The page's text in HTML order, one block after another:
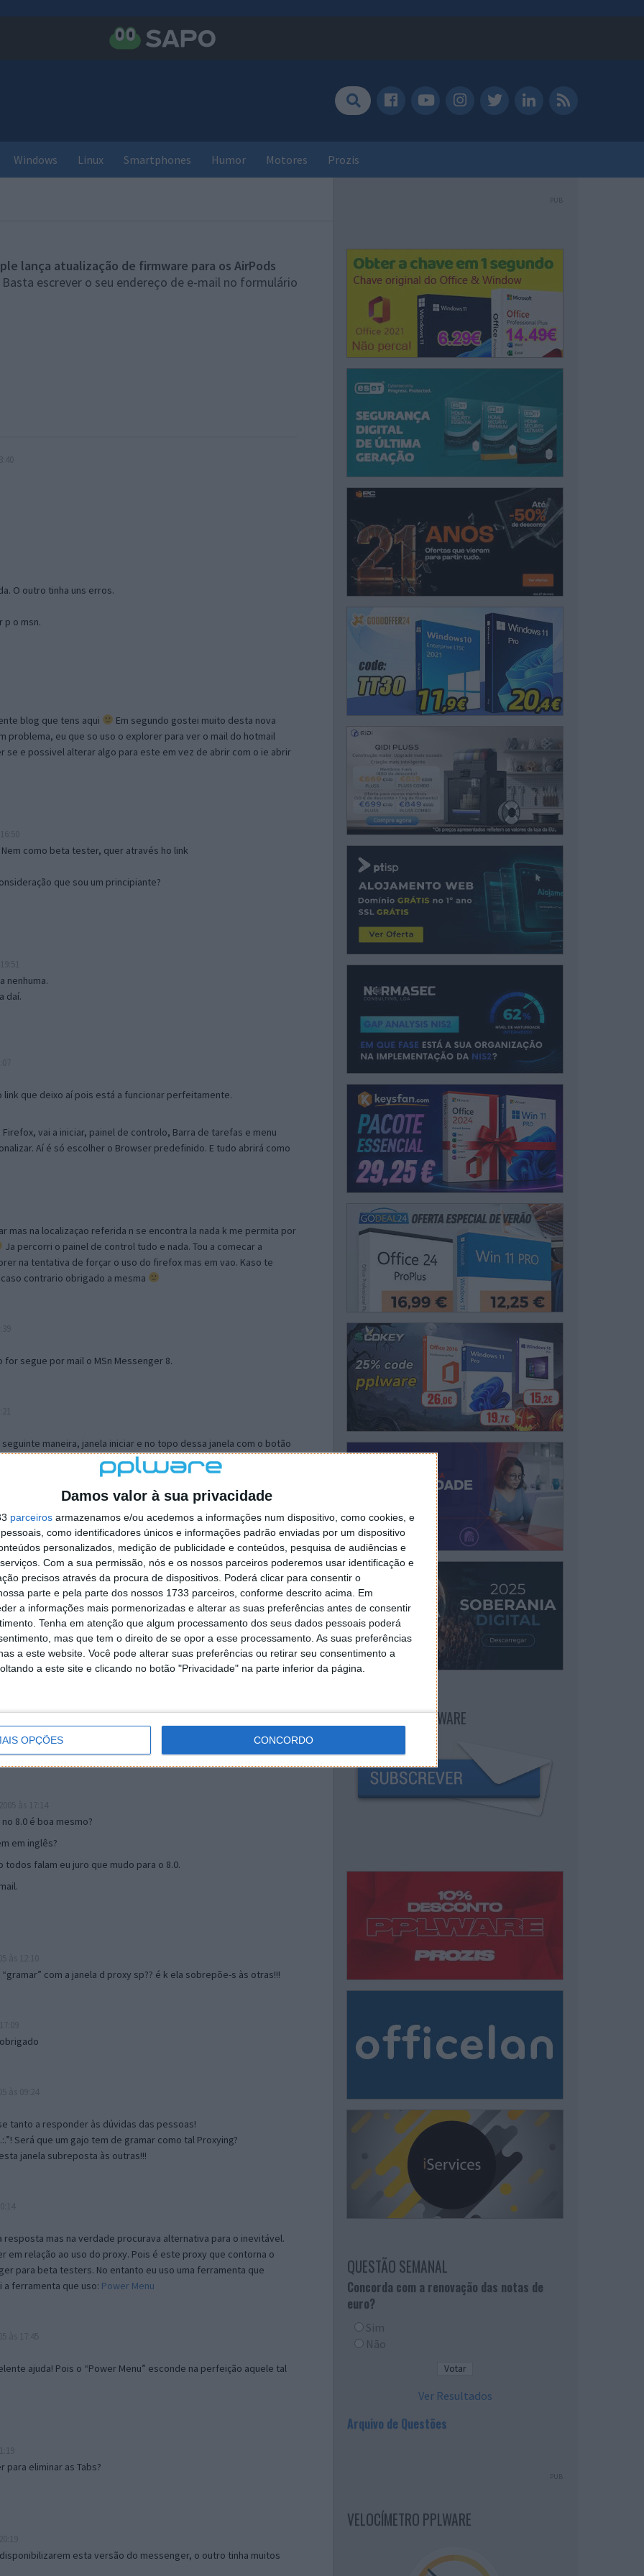
Damos valor à sua privacidade
parceiros armazenamos e/ou acedemos a informações num dispositivo, como cookies, e
como identificadores únicos e informações padrão enviadas por um dispositivo
personalizados, medição de publicidade e conteúdos, pesquisa de audiências e
Com a sua permissão, nós e os nossos parceiros poderemos usar identificação e
precisos através da procura de dispositivos. Poderá clicar para consentir o
parte e pela parte dos nossos 1733 parceiros, conforme descrito acima. Em
a informações mais pormenorizadas e alterar as suas preferências antes de consentir
Tenha em atenção que algum processamento dos seus dados pessoais poderá
mas que tem o direito de se opor a esse processamento. As suas preferências
a este website. Você pode alterar suas preferências ou retirar seu consentimento a
a este site e clicando no botão "Privacidade" na parte inferior da página.
OPÇÕES CONCORDO
Windows Linux Smartphones Humor Motores Prozis
lança atualização de firmware para os AirPods
escrever o seu endereço de e-mail no formulário
O outro tinha uns erros.
p o msn.
blog que tens aqui
Em segundo gostei muito desta nova
problema, eu que so uso o explorer para ver o mail do hotmail
se e possivel alterar algo para este em vez de abrir com o ie abrir
como beta tester, quer através ho link
que sou um principiante?
nenhuma.
daí.
que deixo aí pois está a funcionar perfeitamente.
vai a iniciar, painel de controlo, Barra de tarefas e menu
Aí é só escolher o Browser predefinido. E tudo abrirá como
mas na localizaçao referida n se encontra la nada k me permita por
Ja percorri o painel de control tudo e nada. Tou a comecar a
na tentativa de forçar o uso do firefox mas em vao. Kaso te
contrario obrigado a mesma
for segue por mail o MSn Messenger 8.
maneira, janela iniciar e no topo dessa janela com o botão
separador Menu ‘Iniciar’ clica no botão ‘Personalizar’ aí
escolheres o Browser com que queres navegar e o gestor de
ao teu Firefox e nas ferramentas ou tools escolhes ‘Opções’ ou
e logo perto do fim encontras um local para colocares um visto
é o browser predefinido.
mail algum.
17:00
8.0 é boa mesmo?
em inglês?
falam eu juro que mudo para o 8.0.
com a janela d proxy sp?? é k ela sobrepõe-s às otras!!!
tanto a responder às dúvidas das pessoas!
Será que um gajo tem de gramar como tal Proxying?
janela subreposta às outras!!!
mas na verdade procurava alternativa para o inevitável.
em relação ao uso do proxy. Pois é este proxy que contorna o
para beta testers. No entanto eu uso uma ferramenta que
ferramenta que uso: Power Menu
ajuda! Pois o “Power Menu” esconde na perfeição aquele tal
para eliminar as Tabs?
esta versão do messenger, o outro tinha muitos
PUB
NEWSLETTER PPLWARE
QUESTÃO SEMANAL
Concorda com a renovação das notas de
euro?
Sim
Não
Ver Resultados
Arquivo de Questões
PUB
VELOCÍMETRO PPLWARE